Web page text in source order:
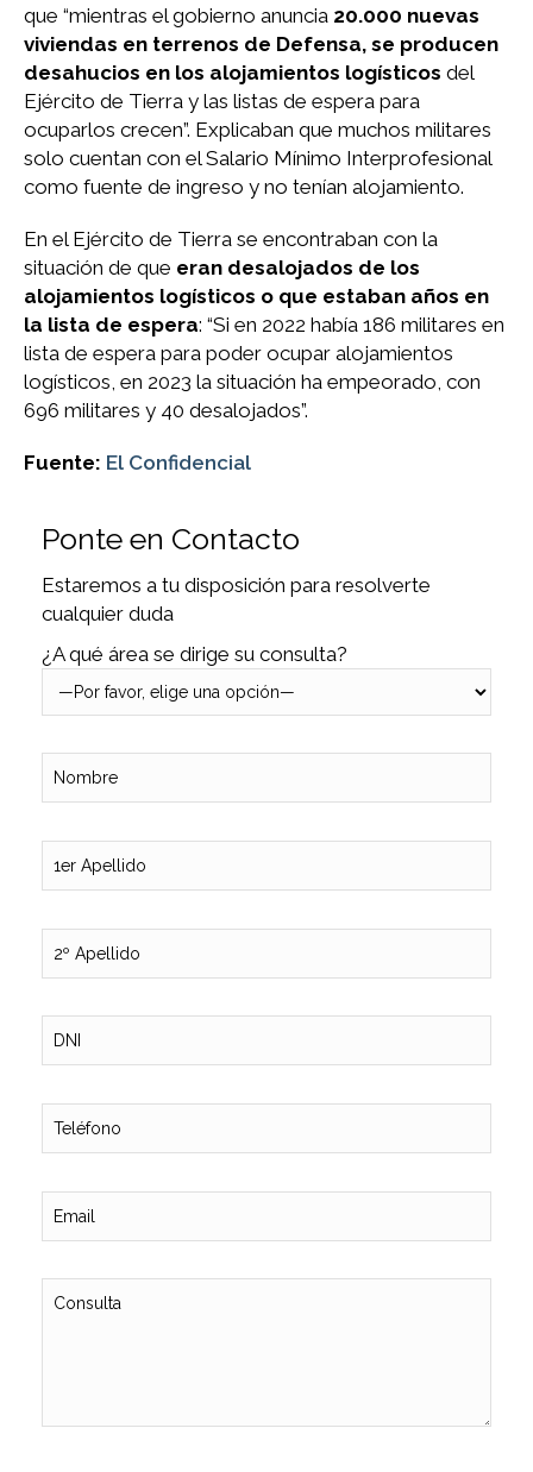
que “mientras el gobierno anuncia 20.000 nuevas
viviendas en terrenos de Defensa, se producen
desahucios en los alojamientos logísticos del
Ejército de Tierra y las listas de espera para
ocuparlos crecen”. Explicaban que muchos militares
solo cuentan con el Salario Mínimo Interprofesional
como fuente de ingreso y no tenían alojamiento.
En el Ejército de Tierra se encontraban con la
situación de que eran desalojados de los
alojamientos logísticos o que estaban años en
la lista de espera: “Si en 2022 había 186 militares en
lista de espera para poder ocupar alojamientos
logísticos, en 2023 la situación ha empeorado, con
696 militares y 40 desalojados”.
Fuente: El Confidencial
Ponte en Contacto
Estaremos a tu disposición para resolverte
cualquier duda
¿A qué área se dirige su consulta?